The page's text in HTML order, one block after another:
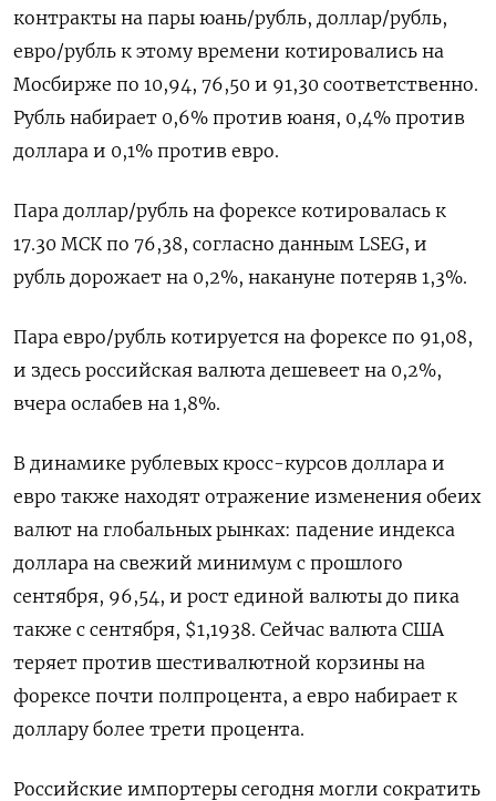
контракты на пары юань/рубль, доллар/рубль,
евро/рубль к этому времени котировались на
Мосбирже по ‌10,94, 76,50 и 91,30 соответственно.
Рубль набирает 0,6% против юаня, 0,4% против
‍доллара и 0,1% против евро.
Пара доллар/рубль на форексе котировалась к
17.30 МСК по 76,38, согласно ‌данным LSEG, и
рубль дорожает на 0,2%, накануне потеряв 1,3%.
Пара евро/рубль котируется на форексе по ​91,08,
и здесь российская валюта дешевеет на 0,2%,
вчера ослабев на 1,8%.
В динамике рублевых кросс-курсов доллара и
евро также находят отражение изменения обеих
валют на глобальных рынках: падение индекса
⁠доллара на свежий минимум с прошлого
сентября, 96,54, и рост ‍единой валюты до пика
также с сентября, $1,1938. Сейчас валюта США
теряет против шестивалютной корзины на
форексе почти полпроцента, ‌а евро набирает к
доллару более трети процента.
Российские импортеры сегодня могли сократить